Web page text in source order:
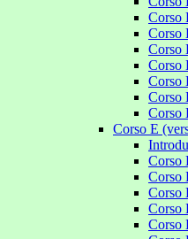
Corso
Corso
Corso
Corso
Corso
Corso
Corso
Corso E
Corso
Corso
Corso
Corso
Corso